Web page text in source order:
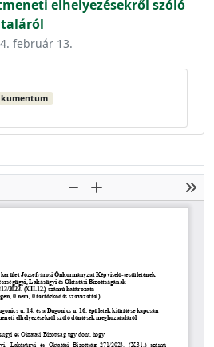
elhelyezésekről szóló
február 13.